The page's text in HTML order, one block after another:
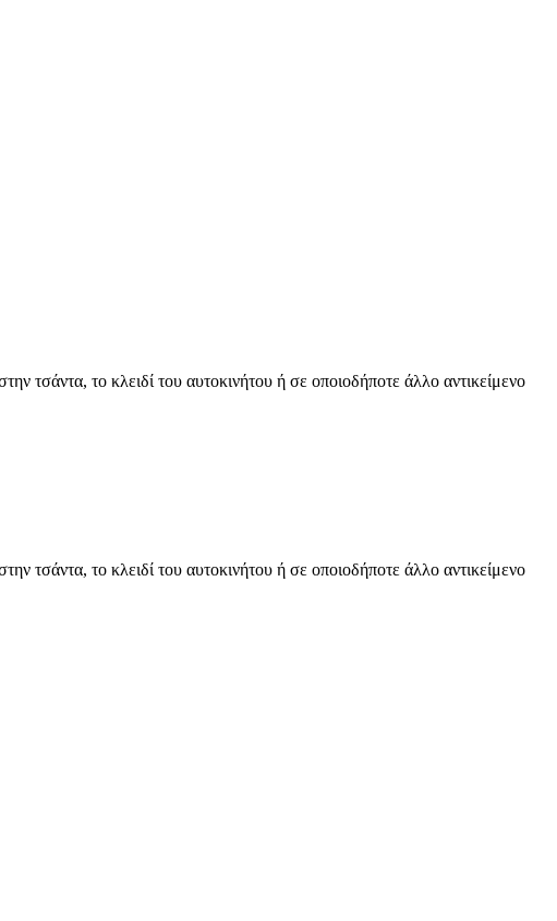
τσάντα, το κλειδί του αυτοκινήτου ή σε οποιοδήποτε άλλο αντικείμενο
τσάντα, το κλειδί του αυτοκινήτου ή σε οποιοδήποτε άλλο αντικείμενο